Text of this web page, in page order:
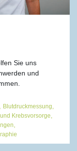
Sie uns
und
Blutdruckmessung
Krebsvorsorge